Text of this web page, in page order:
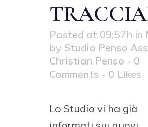
Posted at 09:57h in
by Studio Penso
Christian Penso
0
Comments
0 Likes
Lo Studio vi ha già